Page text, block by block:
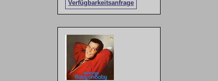
Verfügbarkeitsanfrage